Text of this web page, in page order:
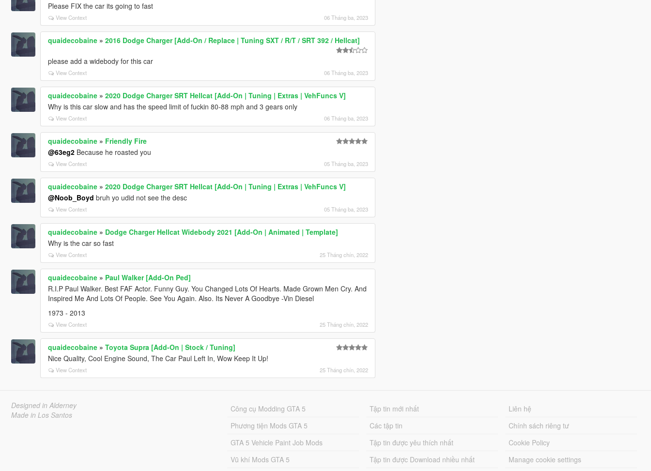
Please FIX the car its going to fast
View Context 06 Tháng ba, 2023
quaidecobaine» 2016 Dodge Charger [Add-On / Replace | Tuning SXT / R/T / SRT 392 / Hellcat]
please add a widebody for this car
View Context 06 Tháng ba, 2023
quaidecobaine» 2020 Dodge Charger SRT Hellcat [Add-On | Tuning | Extras | VehFuncs V]
Why is this car slow and has the speed limit of fuckin 80-88 mph and 3 gears only
View Context 06 Tháng ba, 2023
quaidecobaine» Friendly Fire
@63eg2Because he roasted you
View Context 05 Tháng ba, 2023
quaidecobaine» 2020 Dodge Charger SRT Hellcat [Add-On | Tuning | Extras | VehFuncs V]
@Noob_Boyd bruh yo udid not see the desc
View Context 05 Tháng ba, 2023
quaidecobaine» Dodge Charger Hellcat Widebody 2021 [Add-On | Animated | Template]
Why is the car so fast
View Context 25 Tháng chín, 2022
quaidecobaine» Paul Walker [Add-On Ped]
R.I.P Paul Walker. Best FAF Actor. Funny Guy. You Changed Lots Of Hearts. Made Grown Men Cry. And
Inspired Me And Lots Of People. See You Again. Also. Its Never A Goodbye -Vin Diesel
1973 - 2013
View Context 25 Tháng chín, 2022
quaidecobaine» Toyota Supra [Add-On | Stock / Tuning]
Nice Quality, Cool Engine Sound, The Car Paul Left In, Wow Keep It Up!
View Context 25 Tháng chín, 2022
Designed in Alderney
Made in Los Santos
Công cụ Modding GTA 5
Phương tiện Mods GTA 5
GTA 5 Vehicle Paint Job Mods
Vũ khí Mods GTA 5
Tập tin mới nhất
Các tập tin
Tập tin được yêu thích nhất
Tập tin được Download nhiều nhất
Liên hệ
Chính sách riêng tư
Cookie Policy
Manage cookie settings